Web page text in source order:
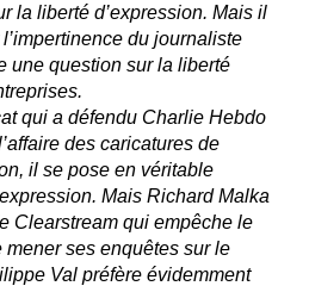
la liberté d’expression. Mais il
du journaliste
une question sur la liberté
qui a défendu Charlie Hebdo
des caricatures de
il se pose en véritable
Mais Richard Malka
Clearstream qui empêche le
ses enquêtes sur le
Val préfère évidemment